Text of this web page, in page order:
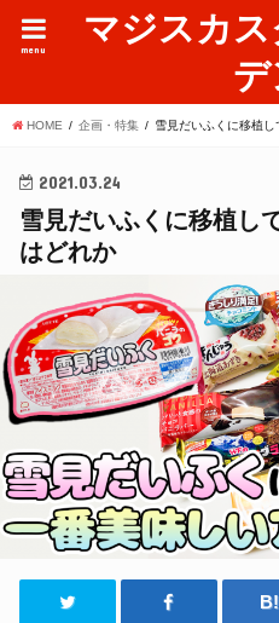
マジスカ
デ
menu
HOME 企画・特集 雪見だいふくに移植
2021.03.24
雪見だいふくに移植し
はどれか